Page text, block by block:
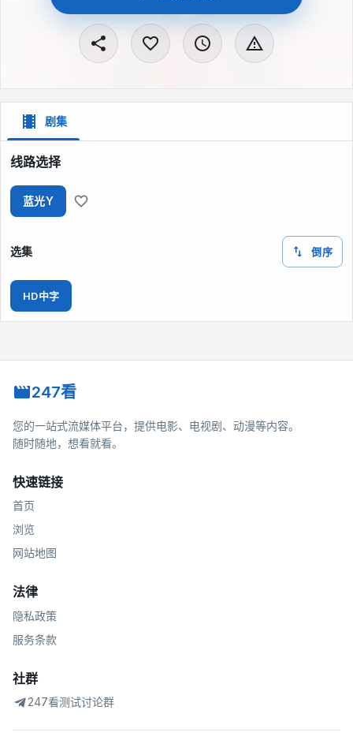
剧集
线路选择
蓝光Y
选集 倒序
HD中字
247看
您的一站式流媒体平台，提供电影、电视剧、动漫等内容。
随时随地，想看就看。
快速链接
首页
浏览
网站地图
法律
隐私政策
服务条款
社群
247看测试讨论群